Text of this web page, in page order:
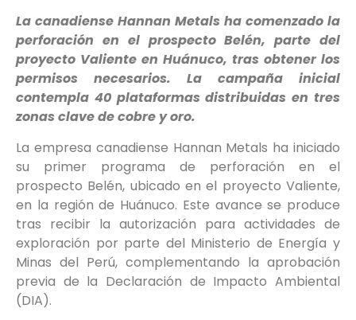
La canadiense Hannan Metals ha comenzado la
perforación en el prospecto Belén, parte del
proyecto Valiente en Huánuco, tras obtener los
permisos necesarios. La campaña inicial
contempla 40 plataformas distribuidas en tres
zonas clave de cobre y oro.
La empresa canadiense Hannan Metals ha iniciado
su primer programa de perforación en el
prospecto Belén, ubicado en el proyecto Valiente,
en la región de Huánuco. Este avance se produce
tras recibir la autorización para actividades de
exploración por parte del Ministerio de Energía y
Minas del Perú, complementando la aprobación
previa de la Declaración de Impacto Ambiental
(DIA).